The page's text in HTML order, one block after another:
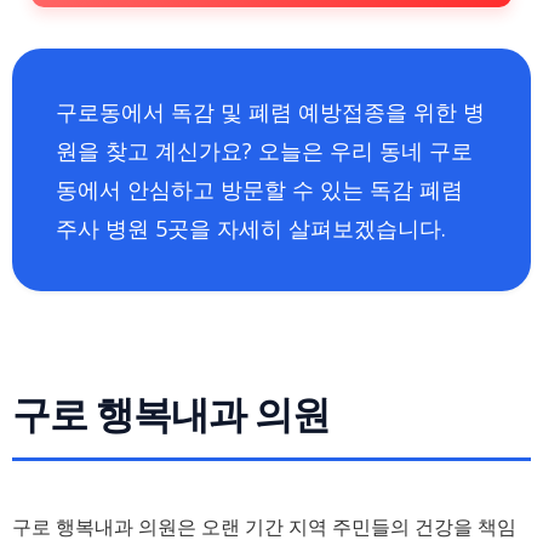
구로동에서 독감 및 폐렴 예방접종을 위한 병
원을 찾고 계신가요? 오늘은 우리 동네 구로
동에서 안심하고 방문할 수 있는 독감 폐렴
주사 병원 5곳을 자세히 살펴보겠습니다.
구로 행복내과 의원
구로 행복내과 의원은 오랜 기간 지역 주민들의 건강을 책임